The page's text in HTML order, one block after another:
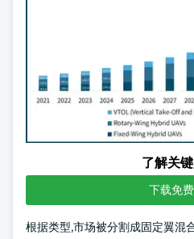
了解关
下载免费
根据类型,市场被分割成固定翼混